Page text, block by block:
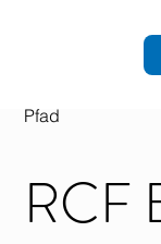
RCF
Pfad